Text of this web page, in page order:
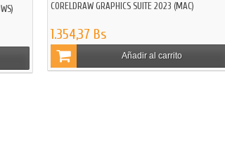
CORELDRAW GRAPHICS SUITE 2023 (MAC)
1.354,37 Bs
Añadir al carrito